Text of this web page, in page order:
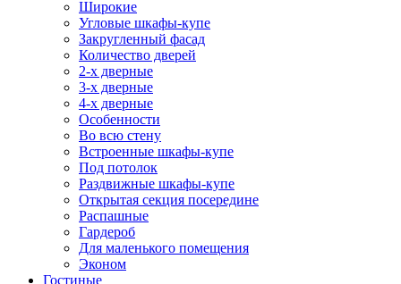
Широкие
Угловые шкафы-купе
Закругленный фасад
Количество дверей
2-х дверные
3-х дверные
4-х дверные
Особенности
Во всю стену
Встроенные шкафы-купе
Под потолок
Раздвижные шкафы-купе
Открытая секция посередине
Распашные
Гардероб
Для маленького помещения
Эконом
Гостиные